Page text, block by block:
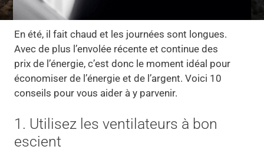
En été, il fait chaud et les journées sont longues.
Avec de plus l’envolée récente et continue des
prix de l’énergie, c’est donc le moment idéal pour
économiser de l’énergie et de l’argent. Voici 10
conseils pour vous aider à y parvenir.
1. Utilisez les ventilateurs à bon
escient